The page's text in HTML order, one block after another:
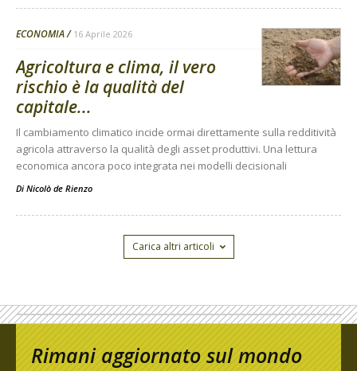
ECONOMIA 16 Aprile 2026
Agricoltura e clima, il vero
rischio è la qualità del
capitale...
Il cambiamento climatico incide ormai direttamente sulla redditività
agricola attraverso la qualità degli asset produttivi. Una lettura
economica ancora poco integrata nei modelli decisionali
Di Nicolò de Rienzo
Carica altri articoli
Rimani aggiornato sul mondo